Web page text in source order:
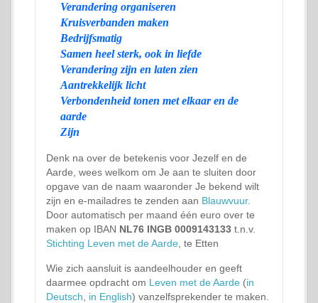
Verandering organiseren
Kruisverbanden maken
Bedrijfsmatig
Samen heel sterk, ook in liefde
Verandering zijn en laten zien
Aantrekkelijk licht
Verbondenheid tonen met elkaar en de
aarde
Zijn
Denk na over de betekenis voor Jezelf en de
Aarde, wees welkom om Je aan te sluiten door
opgave van de naam waaronder Je bekend wilt
zijn en e-mailadres te zenden aan Blauwvuur.
Door automatisch per maand één euro over te
maken op IBAN NL76 INGB 0009143133 t.n.v.
Stichting Leven met de Aarde , te Etten
Wie zich aansluit is aandeelhouder en geeft
daarmee opdracht om Leven met de Aarde (in
Deutsch
in English) vanzelfsprekender te maken.